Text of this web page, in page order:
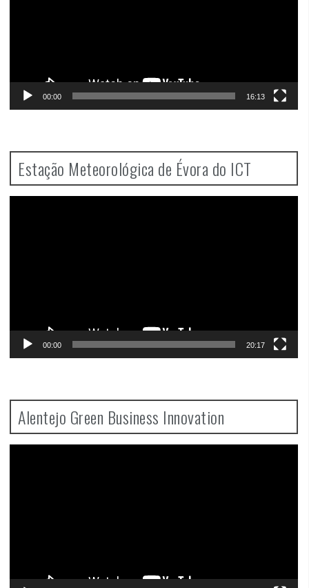
00:00 16:13
Estação Meteorológica de Évora do ICT
00:00 20:17
Alentejo Green Business Innovation